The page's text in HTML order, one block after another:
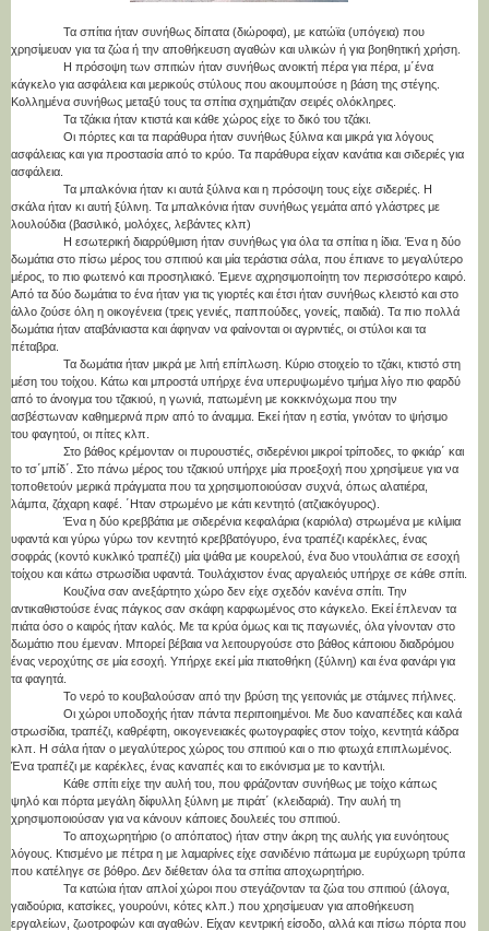
Τα σπίτια ήταν συνήθως δίπατα (διώροφα), με κατώϊα (υπόγεια) που
χρησίμευαν για τα ζώα ή την αποθήκευση αγαθών και υλικών ή για βοηθητική χρήση.
Η πρόσοψη των σπιτιών ήταν συνήθως ανοικτή πέρα για πέρα, μ΄ένα
κάγκελο για ασφάλεια και μερικούς στύλους που ακουμπούσε η βάση της στέγης.
Κολλημένα συνήθως μεταξύ τους τα σπίτια σχημάτιζαν σειρές ολόκληρες.
Τα τζάκια ήταν κτιστά και κάθε χώρος είχε το δικό του τζάκι.
Οι πόρτες και τα παράθυρα ήταν συνήθως ξύλινα και μικρά για λόγους
ασφάλειας και για προστασία από το κρύο. Τα παράθυρα είχαν κανάτια και σιδεριές για
ασφάλεια.
Τα μπαλκόνια ήταν κι αυτά ξύλινα και η πρόσοψη τους είχε σιδεριές. Η
σκάλα ήταν κι αυτή ξύλινη. Τα μπαλκόνια ήταν συνήθως γεμάτα από γλάστρες με
λουλούδια (βασιλικό, μολόχες, λεβάντες κλπ)
Η εσωτερική διαρρύθμιση ήταν συνήθως για όλα τα σπίτια η ίδια. Ένα η δύο
δωμάτια στο πίσω μέρος του σπιτιού και μία τεράστια σάλα, που έπιανε το μεγαλύτερο
μέρος, το πιο φωτεινό και προσηλιακό. Έμενε αχρησιμοποίητη τον περισσότερο καιρό.
Από τα δύο δωμάτια το ένα ήταν για τις γιορτές και έτσι ήταν συνήθως κλειστό και στο
άλλο ζούσε όλη η οικογένεια (τρεις γενιές, παππούδες, γονείς, παιδιά). Τα πιο πολλά
δωμάτια ήταν αταβάνιαστα και άφηναν να φαίνονται οι αγριντιές, οι στύλοι και τα
πέταβρα.
Τα δωμάτια ήταν μικρά με λιτή επίπλωση. Κύριο στοιχείο το τζάκι, κτιστό στη
μέση του τοίχου. Κάτω και μπροστά υπήρχε ένα υπερυψωμένο τμήμα λίγο πιο φαρδύ
από το άνοιγμα του τζακιού, η γωνιά, πατωμένη με κοκκινόχωμα που την
ασβέστωναν καθημερινά πριν από το άναμμα. Εκεί ήταν η εστία, γινόταν το ψήσιμο
του φαγητού, οι πίτες κλπ.
Στο βάθος κρέμονταν οι πυρουστιές, σιδερένιοι μικροί τρίποδες, το φκιάρ΄ και
το τσ΄μπίδ΄. Στο πάνω μέρος του τζακιού υπήρχε μία προεξοχή που χρησίμευε για να
τοποθετούν μερικά πράγματα που τα χρησιμοποιούσαν συχνά, όπως αλατιέρα,
λάμπα, ζάχαρη καφέ. ΄Ηταν στρωμένο με κάτι κεντητό (ατζιακόγυρος).
Ένα η δύο κρεββάτια με σιδερένια κεφαλάρια (καριόλα) στρωμένα με κιλίμια
υφαντά και γύρω γύρω τον κεντητό κρεββατόγυρο, ένα τραπέζι καρέκλες, ένας
σοφράς (κοντό κυκλικό τραπέζι) μία ψάθα με κουρελού, ένα δυο ντουλάπια σε εσοχή
τοίχου και κάτω στρωσίδια υφαντά. Τουλάχιστον ένας αργαλειός υπήρχε σε κάθε σπίτι.
Κουζίνα σαν ανεξάρτητο χώρο δεν είχε σχεδόν κανένα σπίτι. Την
αντικαθιστούσε ένας πάγκος σαν σκάφη καρφωμένος στο κάγκελο. Εκεί έπλεναν τα
πιάτα όσο ο καιρός ήταν καλός. Με τα κρύα όμως και τις παγωνιές, όλα γίνονταν στο
δωμάτιο που έμεναν. Μπορεί βέβαια να λειτουργούσε στο βάθος κάποιου διαδρόμου
ένας νεροχύτης σε μία εσοχή. Υπήρχε εκεί μία πιατοθήκη (ξύλινη) και ένα φανάρι για
τα φαγητά.
Το νερό το κουβαλούσαν από την βρύση της γειτονιάς με στάμνες πήλινες.
Οι χώροι υποδοχής ήταν πάντα περιποιημένοι. Με δυο καναπέδες και καλά
στρωσίδια, τραπέζι, καθρέφτη, οικογενειακές φωτογραφίες στον τοίχο, κεντητά κάδρα
κλπ. Η σάλα ήταν ο μεγαλύτερος χώρος του σπιτιού και ο πιο φτωχά επιπλωμένος.
Ένα τραπέζι με καρέκλες, ένας καναπές και το εικόνισμα με το καντήλι.
Κάθε σπίτι είχε την αυλή του, που φράζονταν συνήθως με τοίχο κάπως
ψηλό και πόρτα μεγάλη δίφυλλη ξύλινη με πιράτ΄ (κλειδαριά). Την αυλή τη
χρησιμοποιούσαν για να κάνουν κάποιες δουλειές του σπιτιού.
Το αποχωρητήριο (ο απόπατος) ήταν στην άκρη της αυλής για ευνόητους
λόγους. Κτισμένο με πέτρα η με λαμαρίνες είχε σανιδένιο πάτωμα με ευρύχωρη τρύπα
που κατέληγε σε βόθρο. Δεν διέθεταν όλα τα σπίτια αποχωρητήριο.
Τα κατώια ήταν απλοί χώροι που στεγάζονταν τα ζώα του σπιτιού (άλογα,
γαιδούρια, κατσίκες, γουρούνι, κότες κλπ.) που χρησίμευαν για αποθήκευση
εργαλείων, ζωοτροφών και αγαθών. Είχαν κεντρική είσοδο, αλλά και πίσω πόρτα που